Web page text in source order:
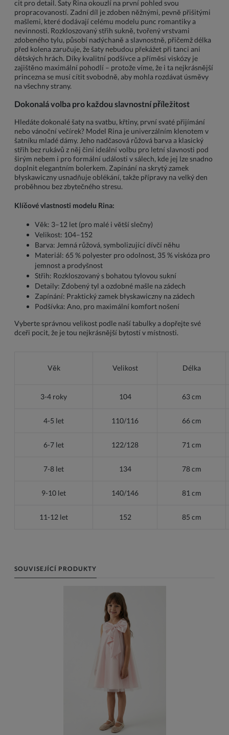
cit pro detail. Šaty Rina okouzlí na první pohled svou
propracovaností. Zadní díl je zdoben něžnými, pevně přišitými
mašlemi, které dodávají celému modelu punc romantiky a
nevinnosti. Rozkloszovaný střih sukně, tvořený vrstvami
zdobeného tylu, působí nadýchaně a slavnostně, přičemž délka
před kolena zaručuje, že šaty nebudou překážet při tanci ani
dětských hrách. Díky kvalitní podšívce a příměsi viskózy je
zajištěno maximální pohodlí – protože víme, že i ta nejkrásnější
princezna se musí cítit svobodně, aby mohla rozdávat úsměvy
na všechny strany.
Dokonalá volba pro každou slavnostní příležitost
Hledáte dokonalé šaty na svatbu, křtiny, první svaté přijímání
nebo vánoční večírek? Model Rina je univerzálním klenotem v
šatníku mladé dámy. Jeho nadčasová růžová barva a klasický
střih bez rukávů z něj činí ideální volbu pro letní slavnosti pod
širým nebem i pro formální události v sálech, kde jej lze snadno
doplnit elegantním bolerkem. Zapínání na skrytý zamek
błyskawiczny usnadňuje oblékání, takže přípravy na velký den
proběhnou bez zbytečného stresu.
Klíčové vlastnosti modelu Rina:
Věk: 3–12 let (pro malé i větší slečny)
Velikost: 104–152
Barva: Jemná růžová, symbolizující dívčí něhu
Materiál: 65 % polyester pro odolnost, 35 % viskóza pro
jemnost a prodyšnost
Střih: Rozkloszovaný s bohatou tylovou sukní
Detaily: Zdobený tyl a ozdobné mašle na zádech
Zapínání: Praktický zamek błyskawiczny na zádech
Podšívka: Ano, pro maximální komfort nošení
Vyberte správnou velikost podle naší tabulky a dopřejte své
dceři pocit, že je tou nejkrásnější bytostí v místnosti.
Věk Velikost Délka
3-4 roky 104 63 cm
4-5 let 110/116 66 cm
6-7 let 122/128 71 cm
7-8 let 134 78 cm
9-10 let 140/146 81 cm
11-12 let 152 85 cm
SOUVISEJÍCÍ PRODUKTY